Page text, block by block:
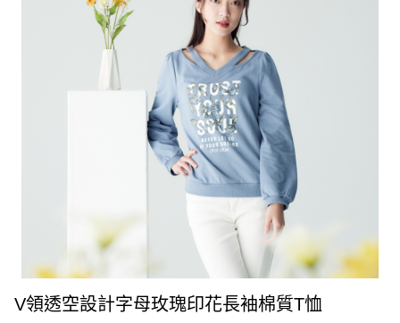
V領透空設計字母玫瑰印花長袖棉質T恤